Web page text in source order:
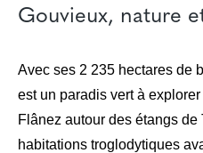
Gouvieux, nature
Avec ses 2 235 hectares de
est un paradis vert à
Flânez autour des étangs
habitations troglodytiques